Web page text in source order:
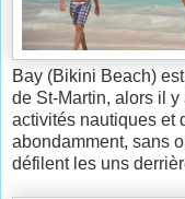
Bay (Bikini Beach)
de St-Martin, alors il
activités nautiques et
abondamment, sans
défilent les uns